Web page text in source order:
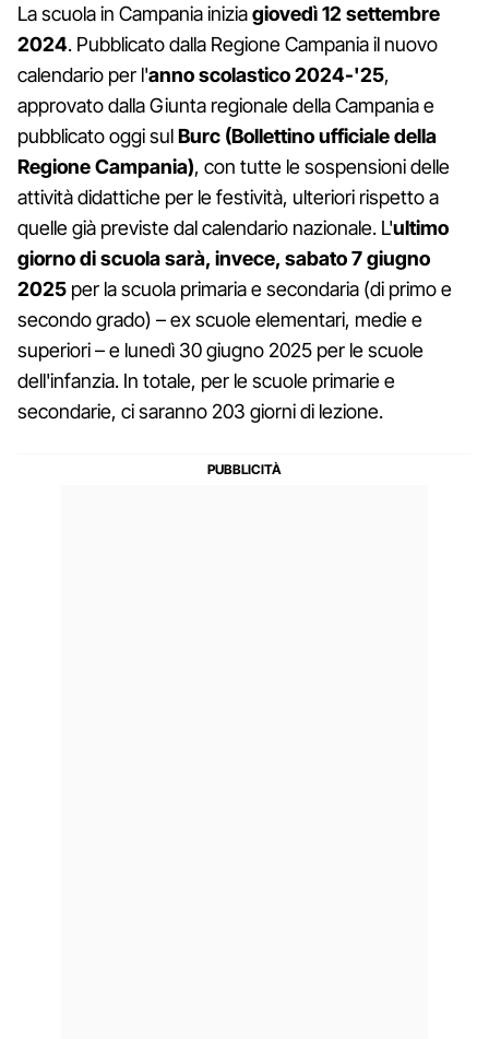
La scuola in Campania iniziagiovedì 12 settembre
2024. Pubblicato dalla Regione Campania il nuovo
calendario per l'anno scolastico 2024-'25,
approvato dalla Giunta regionale della Campania e
pubblicato oggi sulBurc (Bollettino ufficiale della
Regione Campania), con tutte le sospensioni delle
attività didattiche per le festività, ulteriori rispetto a
quelle già previste dal calendario nazionale. L'ultimo
giorno di scuola sarà, invece, sabato 7 giugno
2025 per la scuola primaria e secondaria (di primo e
secondo grado) – ex scuole elementari, medie e
superiori – e lunedì 30 giugno 2025 per le scuole
dell'infanzia. In totale, per le scuole primarie e
secondarie, ci saranno 203 giorni di lezione.